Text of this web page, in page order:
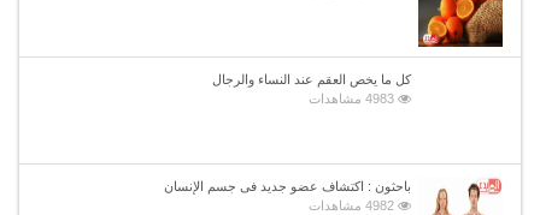
كل ما يخص العقم عند النساء والرجال
4983 مشاهدات
باحثون : اكتشاف عضو جديد فى جسم الإنسان
4982 مشاهدات